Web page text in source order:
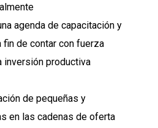
agenda de capacitación y
fin de contar con fuerza
inversión productiva
de pequeñas y
en las cadenas de oferta